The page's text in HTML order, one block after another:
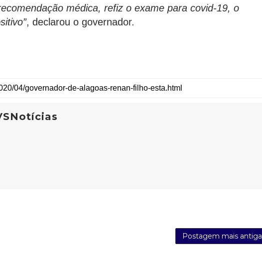
médica, refiz o exame para covid-19, o
, declarou o governador.
Postagem mais antiga